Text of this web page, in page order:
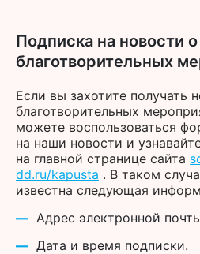
Подписка на новости
благотворительных
Если вы захотите получать
благотворительных
можете воспользоваться
на наши новости и
на главной странице сайта
dd.ru/kapusta . В таком
известна следующая
Адрес электронной
Дата и время подписки.